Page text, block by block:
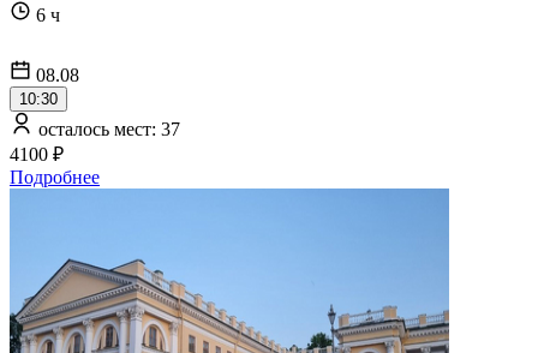
6 ч
08.08
10:30
осталось мест: 37
4100 ₽
Подробнее